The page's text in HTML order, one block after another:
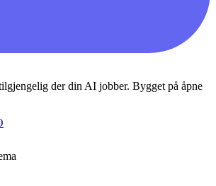
der din AI jobber. Bygget på åpne